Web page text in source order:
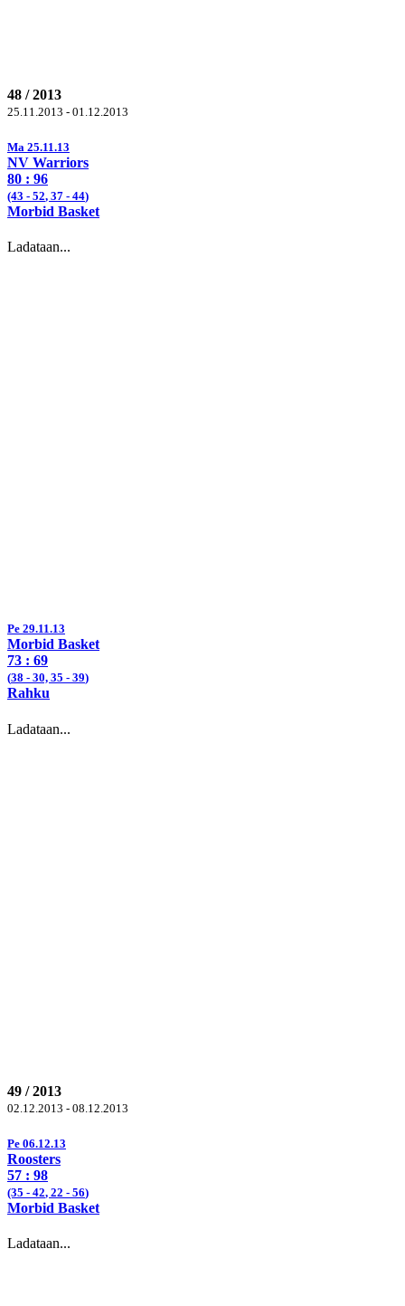
48 / 2013
25.11.2013 - 01.12.2013
Ma 25.11.13
NV Warriors
80 : 96
(43 - 52, 37 - 44)
Morbid Basket
Ladataan...
Pe 29.11.13
Morbid Basket
73 : 69
(38 - 30, 35 - 39)
Rahku
Ladataan...
49 / 2013
02.12.2013 - 08.12.2013
Pe 06.12.13
Roosters
57 : 98
(35 - 42, 22 - 56)
Morbid Basket
Ladataan...